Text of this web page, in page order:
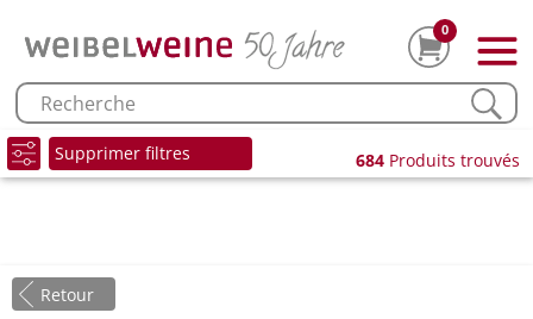
0
Supprimer filtres 684 Produits trouvés
Retour